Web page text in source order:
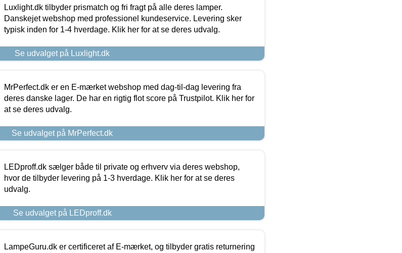
Luxlight.dk tilbyder prismatch og fri fragt på alle deres lamper.
Danskejet webshop med professionel kundeservice. Levering sker
typisk inden for 1-4 hverdage. Klik her for at se deres udvalg.
Se udvalget på Luxlight.dk
MrPerfect.dk er en E-mærket webshop med dag-til-dag levering fra
deres danske lager. De har en rigtig flot score på Trustpilot. Klik her for
at se deres udvalg.
Se udvalget på MrPerfect.dk
LEDproff.dk sælger både til private og erhverv via deres webshop,
hvor de tilbyder levering på 1-3 hverdage. Klik her for at se deres
udvalg.
Se udvalget på LEDproff.dk
LampeGuru.dk er certificeret af E-mærket, og tilbyder gratis returnering